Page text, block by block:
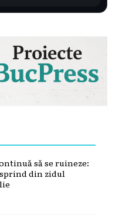
să se ruineze:
din zidul